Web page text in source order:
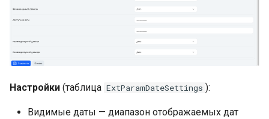
Настройки (таблица ExtParamDateSettings ):
Видимые даты — диапазон отображаемых дат